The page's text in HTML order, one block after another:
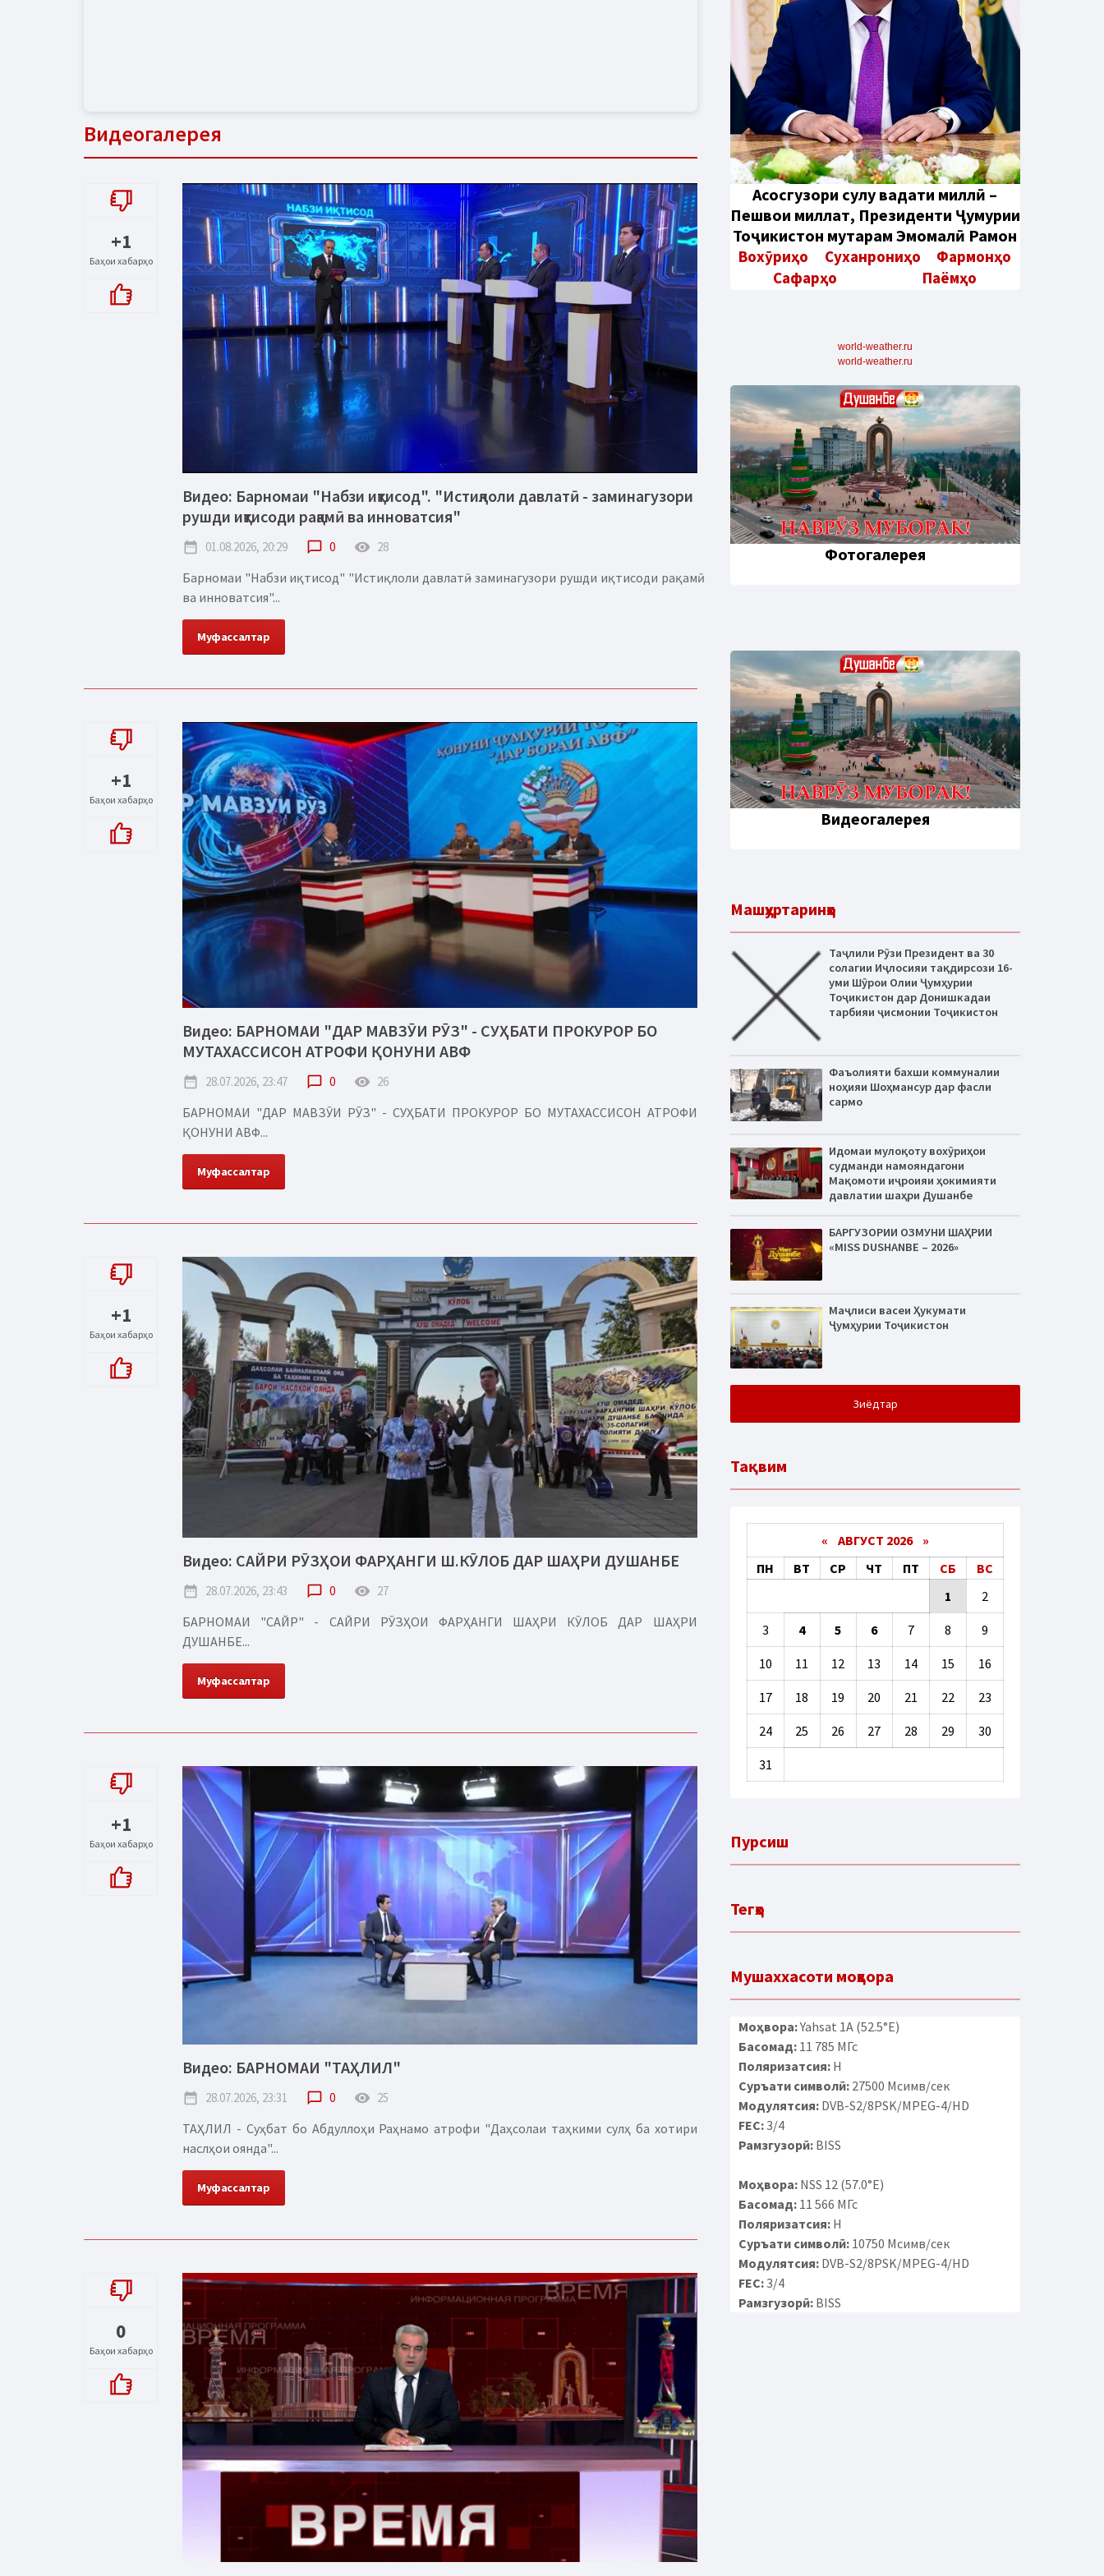
Видеогалерея
+1
Баҳои хабарҳо
Видео: Барномаи "Набзи иқтисод". "Истиқлоли давлатӣ - заминагузори
рушди иқтисоди рақамӣ ва инноватсия"
date_range 01.08.2026, 20:29 chat_bubble_outline 0 remove_red_eye 28
Барномаи "Набзи иқтисод" "Истиқлоли давлатӣ - заминагузори рушди иқтисоди рақамӣ
ва инноватсия"...
Муфассалтар
+1
Баҳои хабарҳо
Видео: БАРНОМАИ "ДАР МАВЗӮИ РӮЗ" - СУҲБАТИ ПРОКУРОР БО
МУТАХАССИСОН АТРОФИ ҚОНУНИ АВФ
date_range 28.07.2026, 23:47 chat_bubble_outline 0 remove_red_eye 26
БАРНОМАИ "ДАР МАВЗӮИ РӮЗ" - СУҲБАТИ ПРОКУРОР БО МУТАХАССИСОН АТРОФИ
ҚОНУНИ АВФ...
Муфассалтар
+1
Баҳои хабарҳо
Видео: САЙРИ РӮЗҲОИ ФАРҲАНГИ Ш.КӮЛОБ ДАР ШАҲРИ ДУШАНБЕ
date_range 28.07.2026, 23:43 chat_bubble_outline 0 remove_red_eye 27
БАРНОМАИ "САЙР" - САЙРИ РӮЗҲОИ ФАРҲАНГИ ШАҲРИ КӮЛОБ ДАР ШАҲРИ
ДУШАНБЕ...
Муфассалтар
+1
Баҳои хабарҳо
Видео: БАРНОМАИ "ТАҲЛИЛ"
date_range 28.07.2026, 23:31 chat_bubble_outline 0 remove_red_eye 25
ТАҲЛИЛ - Суҳбат бо Абдуллоҳи Раҳнамо атрофи "Даҳсолаи таҳкими сулҳ ба хотири
наслҳои оянда"...
Муфассалтар
0
Баҳои хабарҳо
Aсосгузори сулҳу ваҳдати миллӣ –
Пешвои миллат, Президенти Ҷумҳурии
Тоҷикистон муҳтарам Эмомалӣ Раҳмон
Вохӯриҳо Суханрониҳо
Фармонҳо
Сафарҳо
Паёмҳо
world-weather.ru
world-weather.ru
Фотогалерея
Видеогалерея
Машҳуртаринҳо
Таҷлили Рӯзи Президент ва 30
солагии Иҷлосияи тақдирсози 16-
уми Шӯрои Олии Ҷумҳурии
Тоҷикистон дар Донишкадаи
тарбияи ҷисмонии Тоҷикистон
Фаъолияти бахши коммуналии
ноҳияи Шоҳмансур дар фасли
сармо
Идомаи мулоқоту вохӯриҳои
судманди намояндагони
Мақомоти иҷроияи ҳокимияти
давлатии шаҳри Душанбе
БАРГУЗОРИИ ОЗМУНИ ШАҲРИИ
«MISS DUSHANBE – 2026»
Маҷлиси васеи Ҳукумати
Ҷумҳурии Тоҷикистон
Зиёдтар
Тақвим
« АВГУСТ 2026 »
ПН
ВТ СР ЧТ ПТ СБ
ВС
1
2
3 4 5 6 7 8 9
10 11 12 13 14 15 16
17 18 19 20 21 22 23
24 25 26 27 28 29 30
31
Пурсиш
Тегҳо
Мушаххасоти моҳвора
Моҳвора:Yahsat 1A (52.5°E)
Басомад:11 785 МГс
Поляризатсия:H
Суръати символӣ:27500 Мсимв/сек
Модулятсия:DVB-S2/8PSK/MPEG-4/HD
FEC:3/4
Рамзгузорӣ:BISS
Моҳвора:NSS 12 (57.0°E)
Басомад:11 566 МГс
Поляризатсия:H
Суръати символӣ:10750 Мсимв/сек
Модулятсия:DVB-S2/8PSK/MPEG-4/HD
FEC:3/4
Рамзгузорӣ:BISS